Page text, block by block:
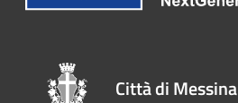
Città di Messina